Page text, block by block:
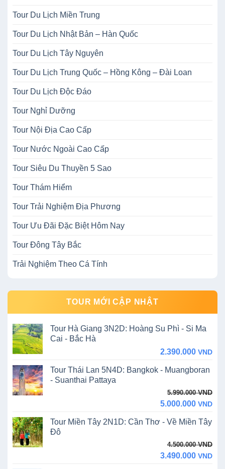
Tour Du Lịch Miền Trung
Tour Du Lịch Nhật Bản – Hàn Quốc
Tour Du Lịch Tây Nguyên
Tour Du Lịch Trung Quốc – Hồng Kông – Đài Loan
Tour Du Lịch Độc Đáo
Tour Nghỉ Dưỡng
Tour Nội Địa Cao Cấp
Tour Nước Ngoài Cao Cấp
Tour Siêu Du Thuyền 5 Sao
Tour Thám Hiểm
Tour Trải Nghiệm Địa Phương
Tour Ưu Đãi Đặc Biệt Hôm Nay
Tour Đông Tây Bắc
Trải Nghiệm Theo Cá Tính
TOUR MỚI CẬP NHẬT
Tour Hà Giang 3N2D: Hoàng Su Phì - Si Ma
Cai - Bắc Hà
2.390.000 VND
Tour Thái Lan 5N4D: Bangkok - Muangboran
- Suanthai Pattaya
5.990.000VND
5.990.000 VND.
5.000.000 VND
5.000.000 VND.
Tour Miền Tây 2N1D: Cần Thơ - Về Miền Tây
Đô
4.500.000VND
3.490.000 VND